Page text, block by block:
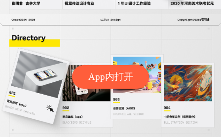
App内打开